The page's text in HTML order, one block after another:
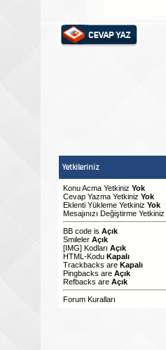
Yetkileriniz
Konu Acma Yetkiniz Yok
Cevap Yazma Yetkiniz Yok
Eklenti Yükleme Yetkiniz Yok
Mesajınızı Değiştirme Yetkiniz
BB code is Açık
Smileler Açık
[IMG] Kodları Açık
HTML-Kodu Kapalı
Trackbacks are Kapalı
Pingbacks are Açık
Refbacks are Açık
Forum Kuralları